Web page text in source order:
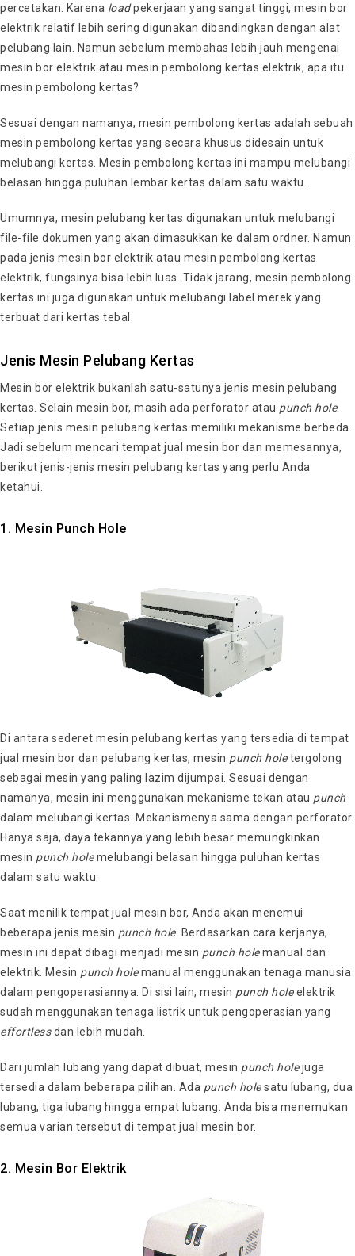
percetakan. Karena loadpekerjaan yang sangat tinggi, mesin bor
elektrik relatif lebih sering digunakan dibandingkan dengan alat
pelubang lain. Namun sebelum membahas lebih jauh mengenai
mesin bor elektrik atau mesin pembolong kertas elektrik, apa itu
mesin pembolong kertas?
Sesuai dengan namanya, mesin pembolong kertas adalah sebuah
mesin pembolong kertas yang secara khusus didesain untuk
melubangi kertas. Mesin pembolong kertas ini mampu melubangi
belasan hingga puluhan lembar kertas dalam satu waktu.
Umumnya, mesin pelubang kertas digunakan untuk melubangi
file-file dokumen yang akan dimasukkan ke dalam ordner. Namun
pada jenis mesin bor elektrik atau mesin pembolong kertas
elektrik, fungsinya bisa lebih luas. Tidak jarang, mesin pembolong
kertas ini juga digunakan untuk melubangi label merek yang
terbuat dari kertas tebal.
Jenis Mesin Pelubang Kertas
Mesin bor elektrik bukanlah satu-satunya jenis mesin pelubang
kertas. Selain mesin bor, masih ada perforator atau punch hole.
Setiap jenis mesin pelubang kertas memiliki mekanisme berbeda.
Jadi sebelum mencari tempat jual mesin bor dan memesannya,
berikut jenis-jenis mesin pelubang kertas yang perlu Anda
ketahui.
1. Mesin Punch Hole
Di antara sederet mesin pelubang kertas yang tersedia di tempat
jual mesin bor dan pelubang kertas, mesin punch holetergolong
sebagai mesin yang paling lazim dijumpai. Sesuai dengan
namanya, mesin ini menggunakan mekanisme tekan atau punch
dalam melubangi kertas. Mekanismenya sama dengan perforator.
Hanya saja, daya tekannya yang lebih besar memungkinkan
mesin punch holemelubangi belasan hingga puluhan kertas
dalam satu waktu.
Saat menilik tempat jual mesin bor, Anda akan menemui
beberapa jenis mesin punch hole. Berdasarkan cara kerjanya,
mesin ini dapat dibagi menjadi mesin punch holemanual dan
elektrik. Mesin punch holemanual menggunakan tenaga manusia
dalam pengoperasiannya. Di sisi lain, mesin punch holeelektrik
sudah menggunakan tenaga listrik untuk pengoperasian yang
effortlessdan lebih mudah.
Dari jumlah lubang yang dapat dibuat, mesin punch holejuga
tersedia dalam beberapa pilihan. Ada punch holesatu lubang, dua
lubang, tiga lubang hingga empat lubang. Anda bisa menemukan
semua varian tersebut di tempat jual mesin bor.
2. Mesin Bor Elektrik